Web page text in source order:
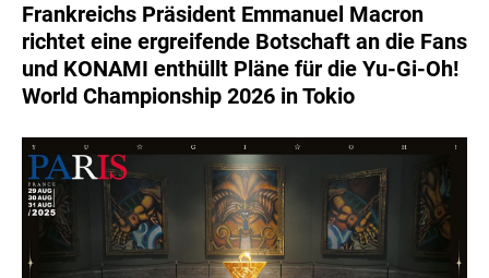
ZURU
MERGE GAMES
PQUBE
WILD RIVER GAMES
SUPERCELL
KONAMI
CHERRY
Frankreichs Präsident Emmanuel Macron
richtet eine ergreifende Botschaft an die Fans
und KONAMI enthüllt Pläne für die Yu-Gi-Oh!
World Championship 2026 in Tokio